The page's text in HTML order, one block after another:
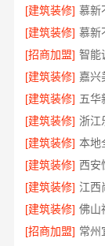
[建筑装修] 慕新
[建筑装修] 慕新
[招商加盟]
[建筑装修] 嘉兴
[建筑装修]
[建筑装修]
[建筑装修]
[建筑装修]
[建筑装修]
[建筑装修] 佛山
[招商加盟]